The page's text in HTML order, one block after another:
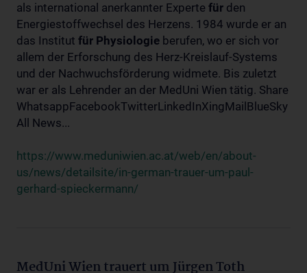
als international anerkannter Experte für den
Energiestoffwechsel des Herzens. 1984 wurde er an
das Institut für Physiologie berufen, wo er sich vor
allem der Erforschung des Herz-Kreislauf-Systems
und der Nachwuchsförderung widmete. Bis zuletzt
war er als Lehrender an der MedUni Wien tätig. Share
WhatsappFacebookTwitterLinkedInXingMailBlueSky
All News...
https://www.meduniwien.ac.at/web/en/about-
us/news/detailsite/in-german-trauer-um-paul-
gerhard-spieckermann/
MedUni Wien trauert um Jürgen Toth